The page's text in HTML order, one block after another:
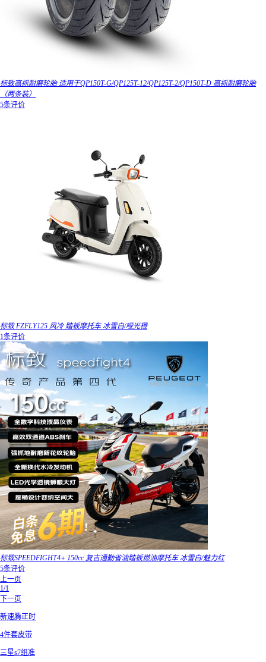
标致高抓耐磨轮胎 适用于QP150T-G/QP125T-12/QP125T-2/QP150T-D 高抓耐磨轮胎
（两条装）
5条评价
标致 FZFLY125 风冷 踏板摩托车 冰雪白/哑光橙
1条评价
标致SPEEDFIGHT4+ 150cc 复古通勤省油踏板燃油摩托车 冰雪白/魅力红
5条评价
上一页
1/1
下一页
新速腾正时
4件套皮带
三星s7组准